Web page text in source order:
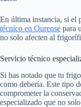
En última instancia, si el
técnico en Ourense para
no solo afecten al
Servicio técnico
Si has notado que tu
como debería. Este tipo
comprometer la
especializado que no